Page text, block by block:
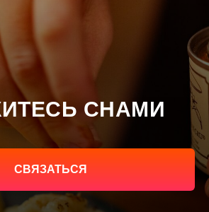
СНАМИ
СВЯЗАТЬСЯ